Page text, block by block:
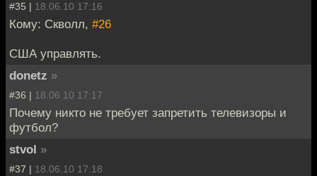
#35 | 18.06.10 17:16
Кому: Скволл, #26
США управлять.
donetz »
#36 | 18.06.10 17:17
Почему никто не требует запретить телевизоры и
футбол?
stvol »
#37 | 18.06.10 17:18